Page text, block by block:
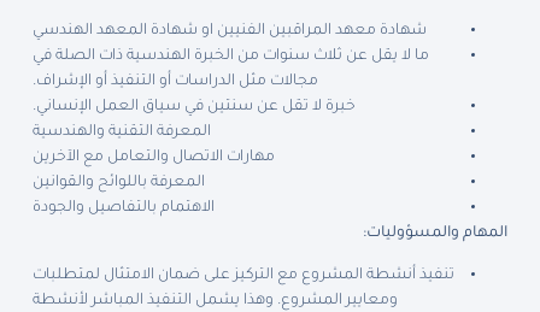
شهادة معهد المراقبين الفنيين او شهادة المعهد الهندسي
ما لا يقل عن ثلاث سنوات من الخبرة الهندسية ذات الصلة في
مجالات مثل الدراسات أو التنفيذ أو الإشراف.
خبرة لا تقل عن سنتين في سياق العمل الإنساني.
المعرفة التقنية والهندسية
مهارات الاتصال والتعامل مع الآخرين
المعرفة باللوائح والقوانين
الاهتمام بالتفاصيل والجودة
المهام والمسؤوليات:
تنفيذ أنشطة المشروع مع التركيز على ضمان الامتثال لمتطلبات
ومعايير المشروع. وهذا يشمل التنفيذ المباشر لأنشطة